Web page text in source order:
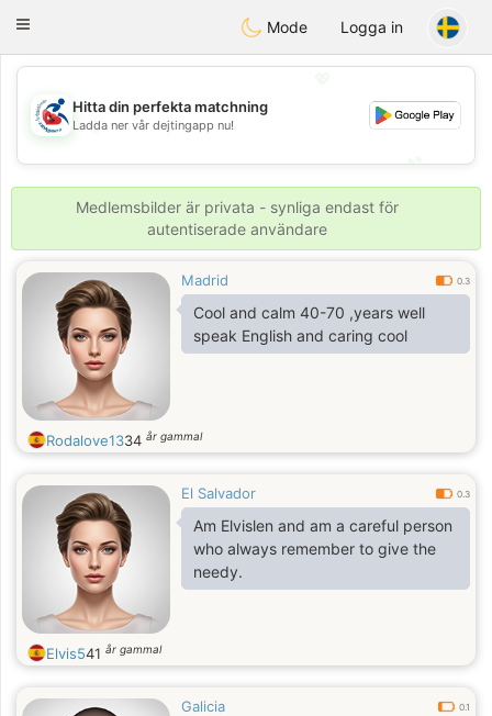
Handi Space
Toggle
Mode Logga in
💖
💕
Hitta din perfekta matchning
Ladda ner vår dejtingapp nu!
Medlemsbilder är privata - synliga endast för
autentiserade användare
Madrid 0.3
Cool and calm 40-70 ,years well
speak English and caring cool
Rodalove1334 år gammal
El Salvador 0.3
Am Elvislen and am a careful person
who always remember to give the
needy.
Elvis541 år gammal
Galicia 0.1